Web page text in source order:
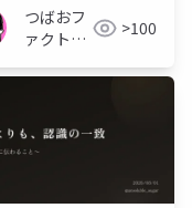
つばおフ
ァクトリ
>100